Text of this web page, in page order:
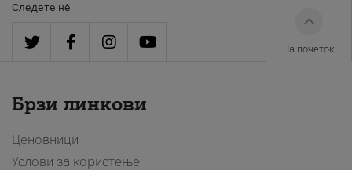
Следете нè
На почеток
Брзи линкови
Ценовници
Услови за користење